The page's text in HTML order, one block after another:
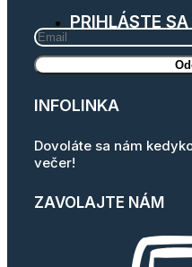
PRIHLÁSTE
INFOLINKA
Dovoláte sa nám
večer!
ZAVOLAJTE NÁM